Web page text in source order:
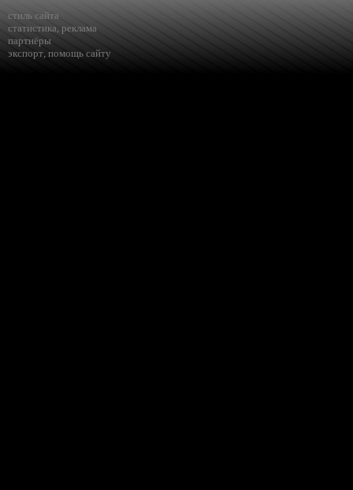
стиль сайта
статистика, реклама
партнёры
экспорт, помощь сайту